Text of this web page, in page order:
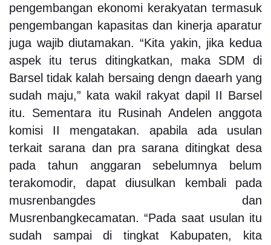
pengembangan ekonomi kerakyatan termasuk
pengembangan kapasitas dan kinerja aparatur
juga wajib diutamakan. “Kita yakin, jika kedua
aspek itu terus ditingkatkan, maka SDM di
Barsel tidak kalah bersaing dengn daearh yang
sudah maju,” kata wakil rakyat dapil II Barsel
itu. Sementara itu Rusinah Andelen anggota
komisi II mengatakan. apabila ada usulan
terkait sarana dan pra sarana ditingkat desa
pada tahun anggaran sebelumnya belum
terakomodir, dapat diusulkan kembali pada
musrenbangdes dan
Musrenbangkecamatan. “Pada saat usulan itu
sudah sampai di tingkat Kabupaten, kita